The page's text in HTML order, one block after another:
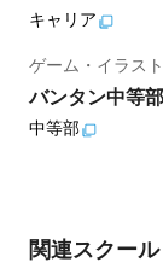
キャリア
ゲーム・イラス
バンタン中等部
中等部
関連スクール